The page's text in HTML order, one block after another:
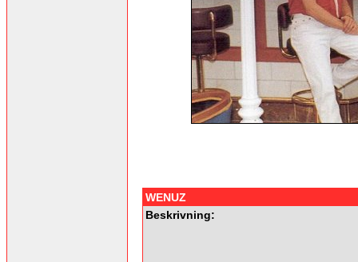
WENUZ
Beskrivning: